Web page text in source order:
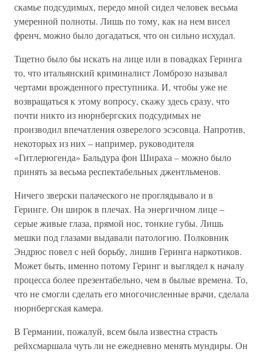
скамье подсудимых, передо мной сидел человек весьма
умеренной полноты. Лишь по тому, как на нем висел
френч, можно было догадаться, что он сильно исхудал.
Тщетно было бы искать на лице или в повадках Геринга
то, что итальянский криминалист Ломброзо называл
чертами врожденного преступника. И, чтобы уже не
возвращаться к этому вопросу, скажу здесь сразу, что
почти никто из нюрнбергских подсудимых не
производил впечатления озверелого эсэсовца. Напротив,
некоторых из них – например, руководителя
«Гитлерюгенда» Бальдура фон Шираха – можно было
принять за весьма респектабельных джентльменов.
Ничего зверски палаческого не проглядывало и в
Геринге. Он широк в плечах. На энергичном лице –
серые живые глаза, прямой нос, тонкие губы. Лишь
мешки под глазами выдавали патологию. Полковник
Эндрюс повел с ней борьбу, лишив Геринга наркотиков.
Может быть, именно потому Геринг и выглядел к началу
процесса более презентабельно, чем в былые времена. То,
что не смогли сделать его многочисленные врачи, сделала
нюрнбергская камера.
В Германии, пожалуй, всем была известна страсть
рейхсмаршала чуть ли не ежедневно менять мундиры. Он